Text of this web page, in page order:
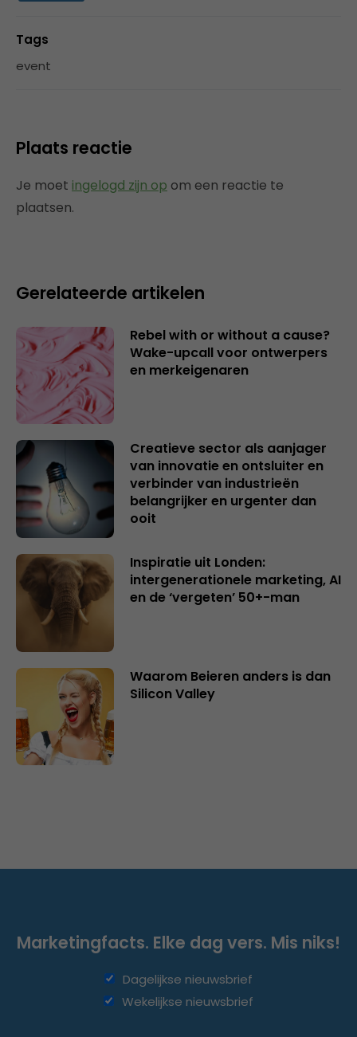
Tags
event
Plaats reactie
Je moet ingelogd zijn op om een reactie te
plaatsen.
Gerelateerde artikelen
Rebel with or without a cause?
Wake-upcall voor ontwerpers
en merkeigenaren
Creatieve sector als aanjager
van innovatie en ontsluiter en
verbinder van industrieën
belangrijker en urgenter dan
ooit
Inspiratie uit Londen:
intergenerationele marketing, AI
en de ‘vergeten’ 50+-man
Waarom Beieren anders is dan
Silicon Valley
Marketingfacts. Elke dag vers. Mis niks!
Dagelijkse nieuwsbrief
Wekelijkse nieuwsbrief